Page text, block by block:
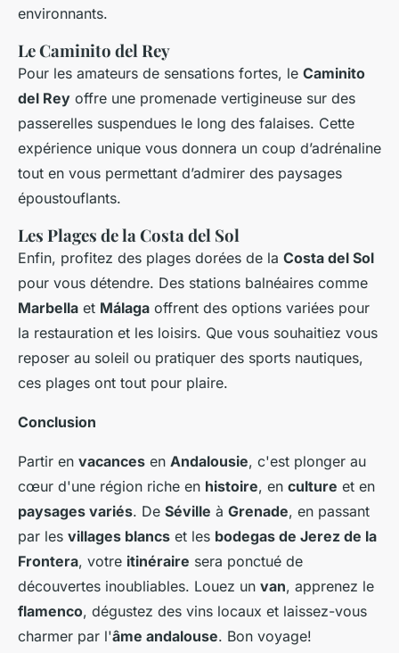
environnants.
Le Caminito del Rey
Pour les amateurs de sensations fortes, le Caminito
del Rey offre une promenade vertigineuse sur des
passerelles suspendues le long des falaises. Cette
expérience unique vous donnera un coup d’adrénaline
tout en vous permettant d’admirer des paysages
époustouflants.
Les Plages de la Costa del Sol
Enfin, profitez des plages dorées de la Costa del Sol
pour vous détendre. Des stations balnéaires comme
Marbella et Málaga offrent des options variées pour
la restauration et les loisirs. Que vous souhaitiez vous
reposer au soleil ou pratiquer des sports nautiques,
ces plages ont tout pour plaire.
Conclusion
Partir en vacances en Andalousie, c'est plonger au
cœur d'une région riche en histoire, en culture et en
paysages variés. De Séville à Grenade, en passant
par les villages blancs et les bodegas de Jerez de la
Frontera, votre itinéraire sera ponctué de
découvertes inoubliables. Louez un van, apprenez le
flamenco, dégustez des vins locaux et laissez-vous
charmer par l'âme andalouse. Bon voyage!